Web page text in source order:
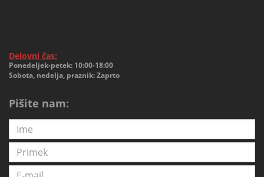
Delovni čas:
Ponedeljek-petek: 10:00-18:00
Sobota, nedelja, praznik: Zaprto
Pišite nam: